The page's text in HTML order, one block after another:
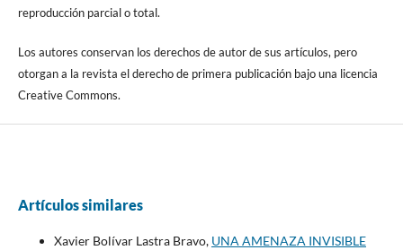
reproducción parcial o total.
Los autores conservan los derechos de autor de sus artículos, pero
otorgan a la revista el derecho de primera publicación bajo una licencia
Creative Commons.
Artículos similares
Xavier Bolívar Lastra Bravo, UNA AMENAZA INVISIBLE